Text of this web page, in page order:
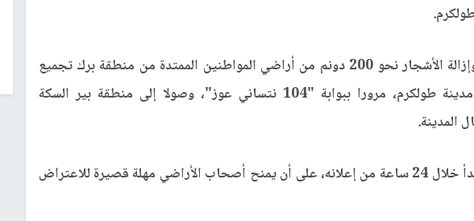
ويقضي هذا القرار بتجريف وإزالة الأشجار نحو 200 دونم من أراضي المواطنين الممتدة من منطقة برك تجميع
مياه الصرف الصحي غرب مدينة طولكرم، مرورا ببوابة "104 نتساني عوز"، وصولا إلى منطقة بير السكة
المدينة.
وجاء في القرار أن التنفيذ يبدأ خلال 24 ساعة من إعلانه، على أن يمنح أصحاب الأراضي مهلة قصيرة للاعتراض